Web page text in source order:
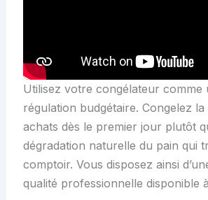
Utilisez votre congélateur comme
régulation budgétaire. Congelez la
achats dès le premier jour plutôt
dégradation naturelle du pain qui
comptoir. Vous disposez ainsi
qualité professionnelle disponible